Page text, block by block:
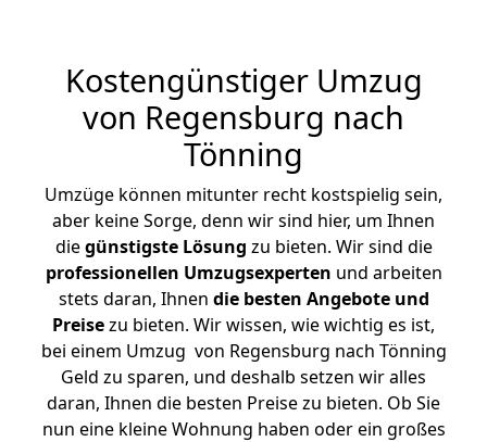
Kostengünstiger Umzug
von Regensburg nach
Tönning
Umzüge können mitunter recht kostspielig sein,
aber keine Sorge, denn wir sind hier, um Ihnen
diegünstigste Lösung zu bieten. Wir sind die
professionellen Umzugsexperten und arbeiten
stets daran, Ihnen die besten Angebote und
Preisezu bieten. Wir wissen, wie wichtig es ist,
bei einem Umzug von Regensburg nach Tönning
Geld zu sparen, und deshalb setzen wir alles
daran, Ihnen die besten Preise zu bieten. Ob Sie
nun eine kleine Wohnung haben oder ein großes